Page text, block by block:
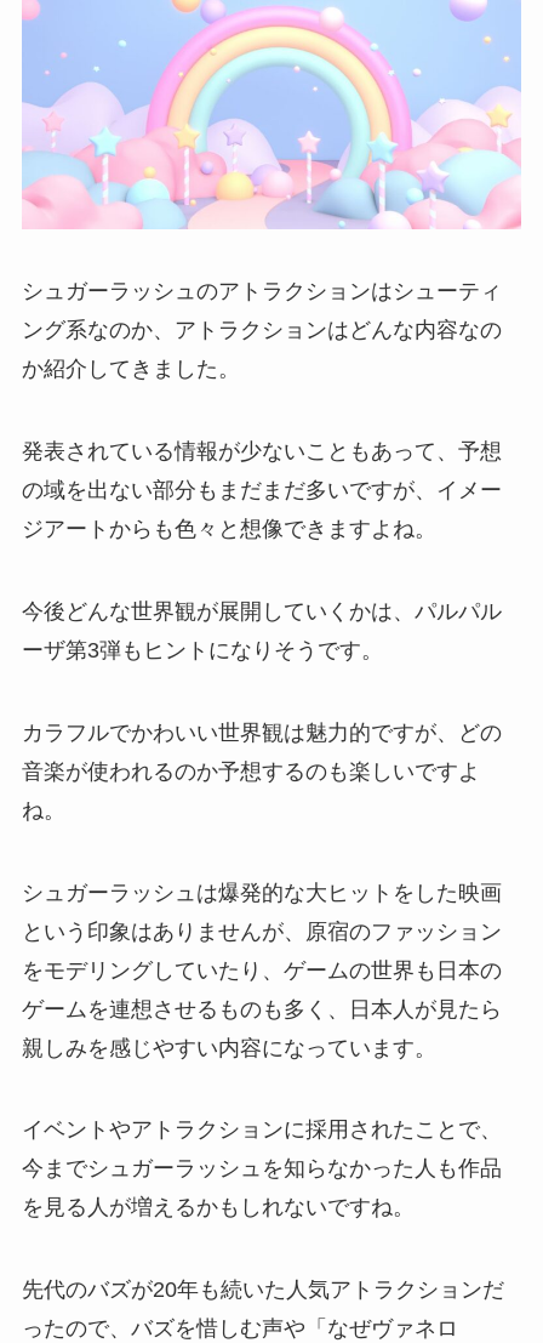
シュガーラッシュのアトラクションはシューティ
ング系なのか、アトラクションはどんな内容なの
か紹介してきました。
発表されている情報が少ないこともあって、予想
の域を出ない部分もまだまだ多いですが、イメー
ジアートからも色々と想像できますよね。
今後どんな世界観が展開していくかは、パルパル
ーザ第3弾もヒントになりそうです。
カラフルでかわいい世界観は魅力的ですが、どの
音楽が使われるのか予想するのも楽しいですよ
ね。
シュガーラッシュは爆発的な大ヒットをした映画
という印象はありませんが、原宿のファッション
をモデリングしていたり、ゲームの世界も日本の
ゲームを連想させるものも多く、日本人が見たら
親しみを感じやすい内容になっています。
イベントやアトラクションに採用されたことで、
今までシュガーラッシュを知らなかった人も作品
を見る人が増えるかもしれないですね。
先代のバズが20年も続いた人気アトラクションだ
ったので、バズを惜しむ声や「なぜヴァネロ